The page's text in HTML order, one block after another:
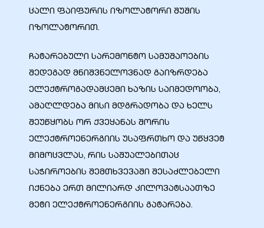
ცალი ფაიფურის იზოლატორი შუშის
იზოლატორით.
ჩატარებული სარემონტო სამუშაოების
შედეგად მნიშვნელოვნად გაიზრდება
ელექტროგადამცემი ხაზის საიმედოობა,
ამაღლდება მისი მდგრადობა და ხელს
შეუწყობს ორ ქვეყანას შორის
ელექტროენერგიის უსაფრთხო და უწყვეტ
მიმოცვლას, რის საშუალებითაც
საჭიროების შემთხვევაში შესაძლებელი
იქნება ერთ მილიარდ კილოვატსაათზე
მეტი ელექტროენერგიის გატარება.